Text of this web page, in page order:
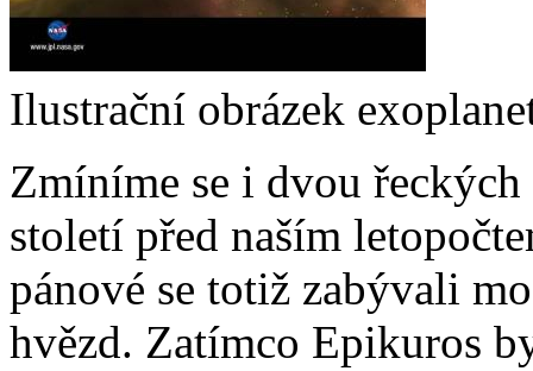
Ilustrační obrázek
Zmíníme se i dvou
století před naším
pánové se totiž zabývali
hvězd. Zatímco Epikuros